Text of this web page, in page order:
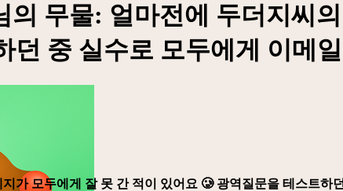
의 무물: 얼마전에 두더지씨
던 중 실수로 모두에게 이메
가 모두에게 잘 못 간 적이 있어요 🥲 광역질문을 테스트